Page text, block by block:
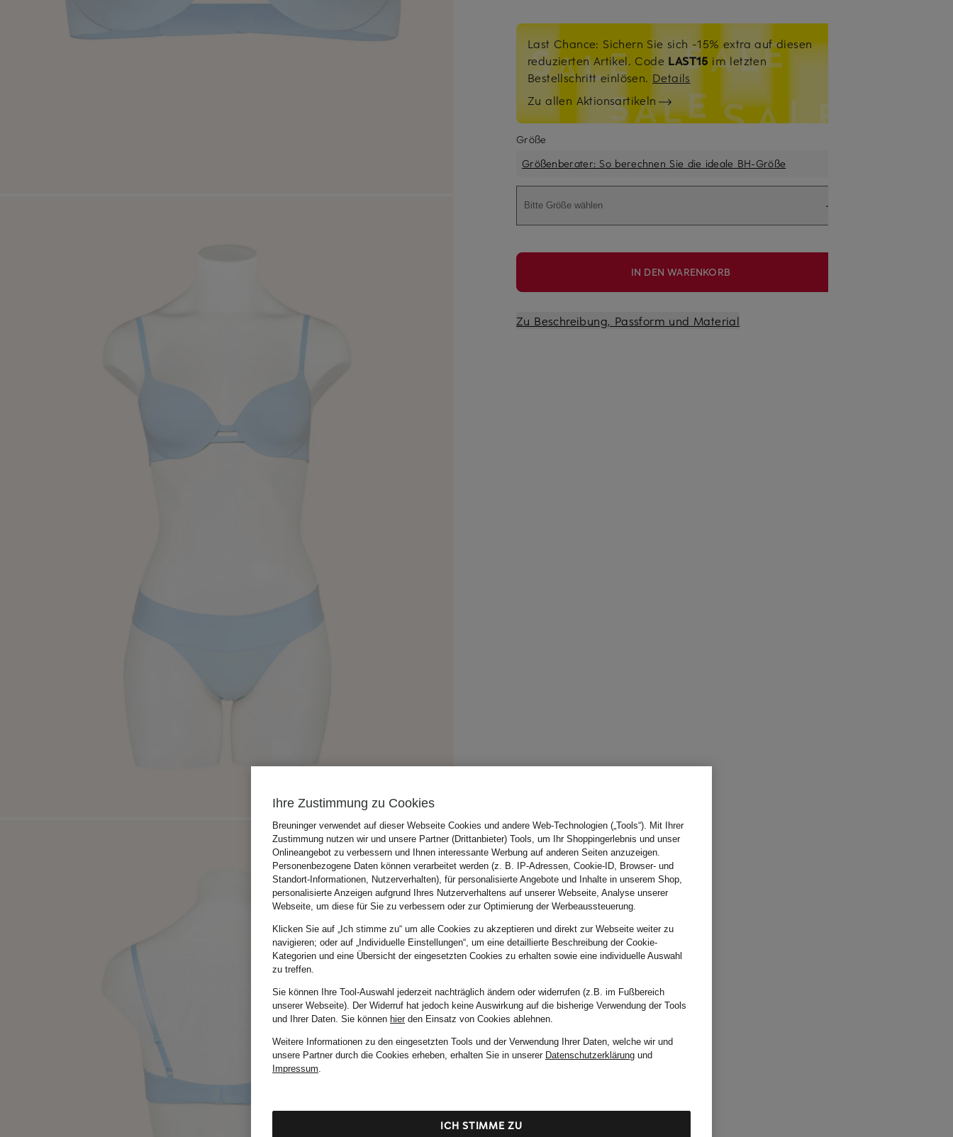
Last Chance: Sichern Sie sich -15% extra auf diesen
reduzierten Artikel. Code LAST15 im letzten
Bestellschritt einlösen. Details
Zu allen Aktionsartikeln
Größe
Größenberater: So berechnen Sie die ideale BH-Größe
Bitte Größe wählen
IN DEN WARENKORB
Zu Beschreibung, Passform und Material
Ihre Zustimmung zu Cookies
Breuninger verwendet auf dieser Webseite Cookies und andere Web-Technologien („Tools“). Mit Ihrer
Zustimmung nutzen wir und unsere Partner (Drittanbieter) Tools, um Ihr Shoppingerlebnis und unser
Onlineangebot zu verbessern und Ihnen interessante Werbung auf anderen Seiten anzuzeigen.
Personenbezogene Daten können verarbeitet werden (z. B. IP-Adressen, Cookie-ID, Browser- und
Standort-Informationen, Nutzerverhalten), für personalisierte Angebote und Inhalte in unserem Shop,
personalisierte Anzeigen aufgrund Ihres Nutzerverhaltens auf unserer Webseite, Analyse unserer
Webseite, um diese für Sie zu verbessern oder zur Optimierung der Werbeaussteuerung.
Klicken Sie auf „Ich stimme zu“ um alle Cookies zu akzeptieren und direkt zur Webseite weiter zu
navigieren; oder auf „Individuelle Einstellungen“, um eine detaillierte Beschreibung der Cookie-
Kategorien und eine Übersicht der eingesetzten Cookies zu erhalten sowie eine individuelle Auswahl
zu treffen.
Sie können Ihre Tool-Auswahl jederzeit nachträglich ändern oder widerrufen (z.B. im Fußbereich
unserer Webseite). Der Widerruf hat jedoch keine Auswirkung auf die bisherige Verwendung der Tools
und Ihrer Daten. Sie können hierden Einsatz von Cookies ablehnen.
Weitere Informationen zu den eingesetzten Tools und der Verwendung Ihrer Daten, welche wir und
unsere Partner durch die Cookies erheben, erhalten Sie in unserer Datenschutzerklärung und
Impressum.
ICH STIMME ZU